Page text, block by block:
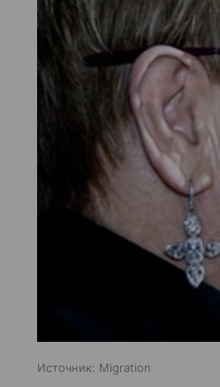
Источник: Migration